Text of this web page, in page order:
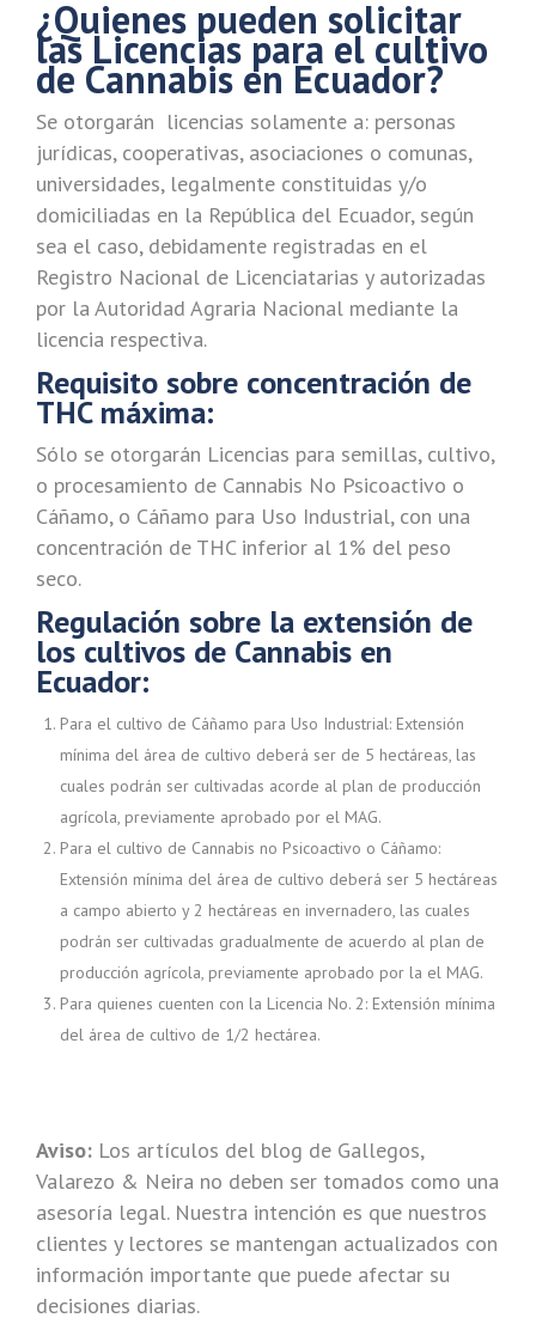
¿Quienes pueden solicitar
las Licencias para el cultivo
de Cannabis en Ecuador?
Se otorgarán licencias solamente a: personas
jurídicas, cooperativas, asociaciones o comunas,
universidades, legalmente constituidas y/o
domiciliadas en la República del Ecuador, según
sea el caso, debidamente registradas en el
Registro Nacional de Licenciatarias y autorizadas
por la Autoridad Agraria Nacional mediante la
licencia respectiva.
Requisito sobre concentración de
THC máxima:
Sólo se otorgarán Licencias para semillas, cultivo,
o procesamiento de Cannabis No Psicoactivo o
Cáñamo, o Cáñamo para Uso Industrial, con una
concentración de THC inferior al 1% del peso
seco.
Regulación sobre la extensión de
los cultivos de Cannabis en
Ecuador:
Para el cultivo de Cáñamo para Uso Industrial: Extensión
mínima del área de cultivo deberá ser de 5 hectáreas, las
cuales podrán ser cultivadas acorde al plan de producción
agrícola, previamente aprobado por el MAG.
Para el cultivo de Cannabis no Psicoactivo o Cáñamo:
Extensión mínima del área de cultivo deberá ser 5 hectáreas
a campo abierto y 2 hectáreas en invernadero, las cuales
podrán ser cultivadas gradualmente de acuerdo al plan de
producción agrícola, previamente aprobado por la el MAG.
Para quienes cuenten con la Licencia No. 2: Extensión mínima
del área de cultivo de 1/2 hectárea.
Aviso: Los artículos del blog de Gallegos,
Valarezo & Neira no deben ser tomados como una
asesoría legal. Nuestra intención es que nuestros
clientes y lectores se mantengan actualizados con
información importante que puede afectar su
decisiones diarias.